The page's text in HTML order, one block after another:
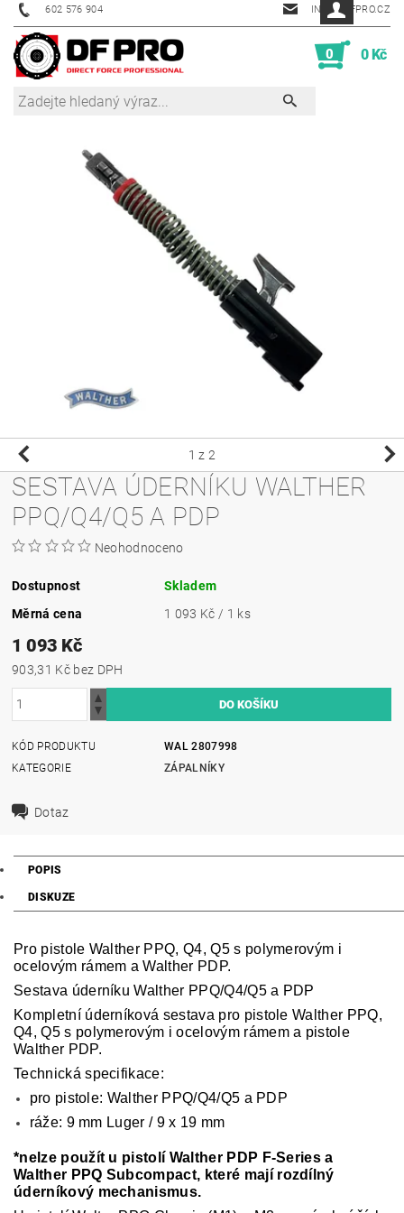
602 576 904 INFO@DFPRO.CZ
0 0 Kč
1 z 2
SESTAVA ÚDERNÍKU WALTHER
PPQ/Q4/Q5 A PDP
Neohodnoceno
Dostupnost
Skladem
Měrná cena
1 093 Kč / 1 ks
1 093 Kč
903,31 Kč bez DPH
KÓD PRODUKTU
WAL 2807998
KATEGORIE
ZÁPALNÍKY
Dotaz
POPIS
DISKUZE
Pro pistole Walther PPQ, Q4, Q5 s polymerovým i
ocelovým rámem a Walther PDP.
Sestava úderníku Walther PPQ/Q4/Q5 a PDP
Kompletní úderníková sestava pro pistole Walther PPQ,
Q4, Q5 s polymerovým i ocelovým rámem a pistole
Walther PDP.
Technická specifikace:
pro pistole: Walther PPQ/Q4/Q5 a PDP
ráže: 9 mm Luger / 9 x 19 mm
*nelze použít u pistolí Walther PDP F-Series a
Walther PPQ Subcompact, které mají rozdílný
úderníkový mechanismus.